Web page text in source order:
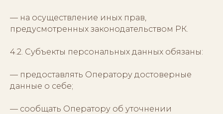
— на осуществление иных прав,
предусмотренных законодательством РК.
4.2. Субъекты персональных данных обязаны:
— предоставлять Оператору достоверные
данные о себе;
— сообщать Оператору об уточнении